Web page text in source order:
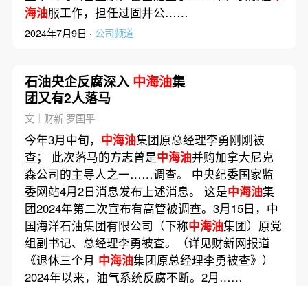
海油服工作，担任过固井公……
2024年7月9日 · 公司频道
石油央企反腐深入中海油集
团又有2人落马
文｜财新 罗国平
今年3月中旬， 中海油集团原总经理李勇刚刚被
查； 此次落马的方志曾是中海油并购加拿大尼克
森公司的主导人之一……调查。 中央纪委国家监
委网站4月2日消息发布上述消息。 这是中海油集
团2024年第二次宣布有高管被调查。3月15日，中
国海洋石油集团有限公司（下称中海油集团）原党
组副书记、总经理李勇被查。（详见财新网报道
《退休三个月 中海油集团原总经理李勇被查》）
2024年以来，油气系统反腐不断。2月……